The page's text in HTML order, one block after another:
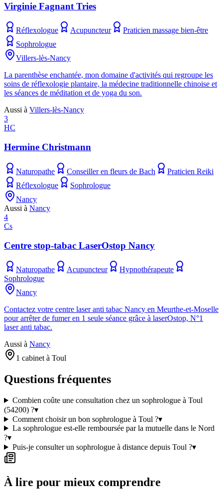
Virginie Fagnant Tries
Réflexologue Acupuncteur
Praticien massage bien-être
Sophrologue
Villers-lès-Nancy
La parenthèse enchantée, mon domaine d'activités qui regroupe les
soins de réflexologie plantaire, la médecine traditionnelle chinoise et
les séances de méditation et de yoga du son.
Aussi à Villers-lès-Nancy
3
HC
Hermine Christmann
Naturopathe Conseiller en fleurs de Bach
Praticien Reiki
Réflexologue
Sophrologue
Nancy
Aussi à Nancy
4
Cs
Centre stop-tabac LaserOstop Nancy
Naturopathe Acupuncteur
Hypnothérapeute
Sophrologue
Nancy
Contactez votre centre laser anti tabac Nancy en Meurthe-et-Moselle
pour arrêter de fumer en 1 seule séance grâce à laserOstop, N°1
laser anti tabac.
Aussi à Nancy
1 cabinet à Toul
Questions fréquentes
Combien coûte une consultation chez un sophrologue à Toul
(54200) ?▾
Comment choisir un bon sophrologue à Toul ?▾
La sophrologue est-elle remboursée par la mutuelle dans le Nord
?▾
Puis-je consulter un sophrologue à distance depuis Toul ?▾
À lire pour mieux comprendre